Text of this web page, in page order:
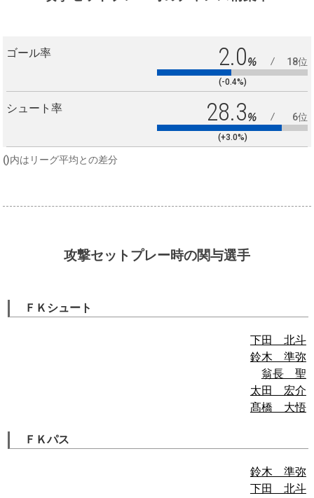
ゴール率 2.0% 18位
(-0.4%)
シュート率 28.3% 6位
(+3.0%)
()内はリーグ平均との差分
攻撃セットプレー時の関与選手
ＦＫシュート
下田 北斗
鈴木 準弥
翁長 聖
太田 宏介
髙橋 大悟
ＦＫパス
鈴木 準弥
下田 北斗